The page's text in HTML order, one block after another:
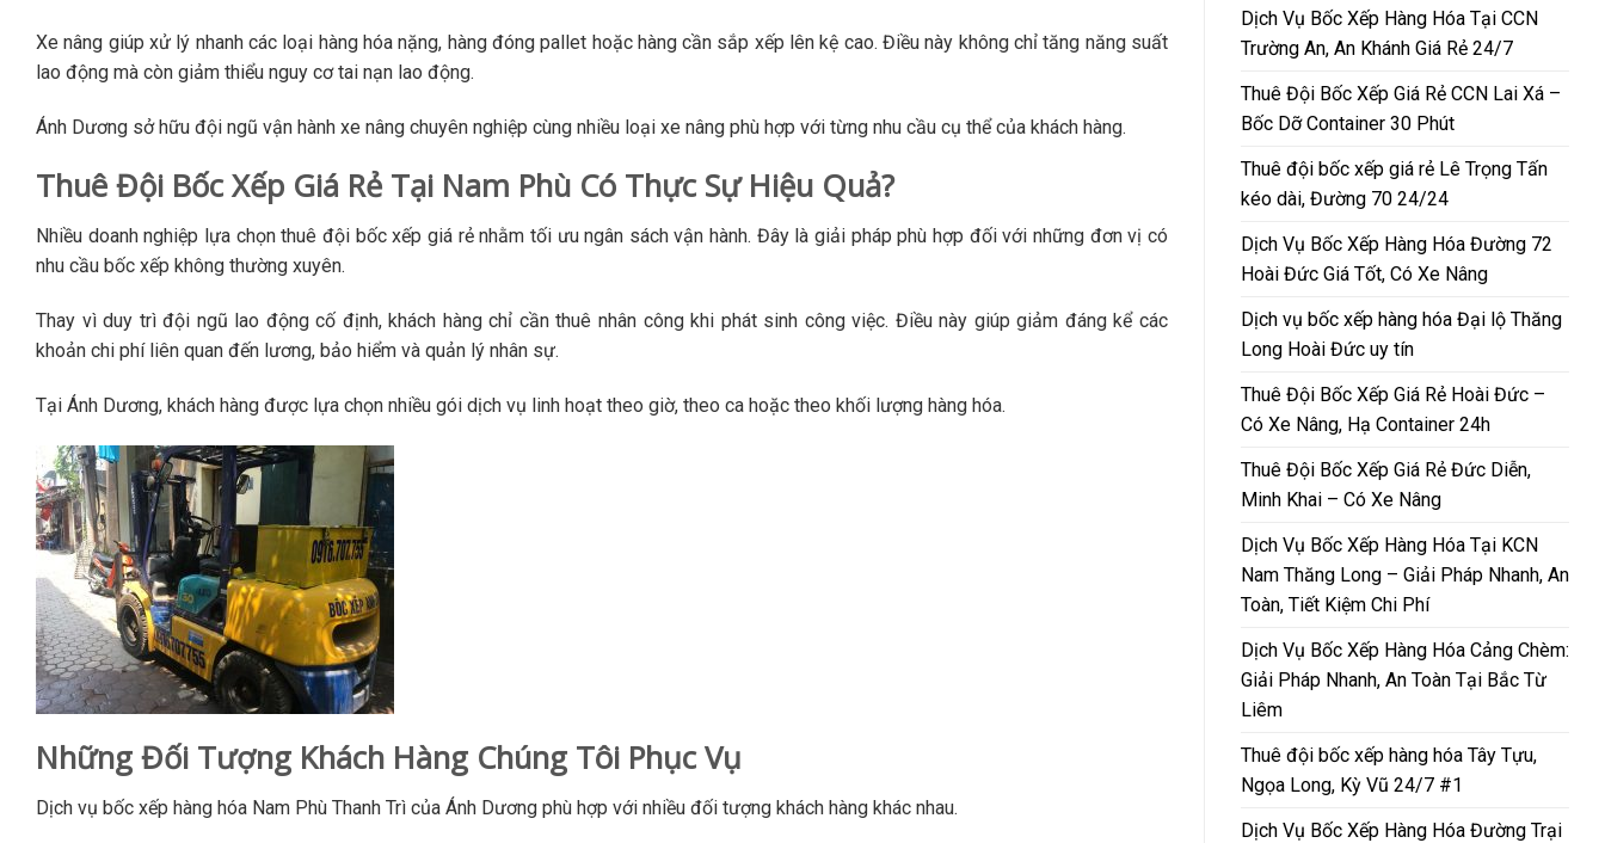
Xe nâng giúp xử lý nhanh các loại hàng hóa nặng, hàng đóng pallet hoặc hàng cần sắp xếp lên kệ cao. Điều này không chỉ tăng năng suất
lao động mà còn giảm thiểu nguy cơ tai nạn lao động.
Ánh Dương sở hữu đội ngũ vận hành xe nâng chuyên nghiệp cùng nhiều loại xe nâng phù hợp với từng nhu cầu cụ thể của khách hàng.
Thuê Đội Bốc Xếp Giá Rẻ Tại Nam Phù Có Thực Sự Hiệu Quả?
Nhiều doanh nghiệp lựa chọn thuê đội bốc xếp giá rẻ nhằm tối ưu ngân sách vận hành. Đây là giải pháp phù hợp đối với những đơn vị có
nhu cầu bốc xếp không thường xuyên.
Thay vì duy trì đội ngũ lao động cố định, khách hàng chỉ cần thuê nhân công khi phát sinh công việc. Điều này giúp giảm đáng kể các
khoản chi phí liên quan đến lương, bảo hiểm và quản lý nhân sự.
Tại Ánh Dương, khách hàng được lựa chọn nhiều gói dịch vụ linh hoạt theo giờ, theo ca hoặc theo khối lượng hàng hóa.
Những Đối Tượng Khách Hàng Chúng Tôi Phục Vụ
Dịch vụ bốc xếp hàng hóa Nam Phù Thanh Trì của Ánh Dương phù hợp với nhiều đối tượng khách hàng khác nhau.
Dịch Vụ Bốc Xếp Hàng Hóa Tại CCN
Trường An, An Khánh Giá Rẻ 24/7
Thuê Đội Bốc Xếp Giá Rẻ CCN Lai Xá –
Bốc Dỡ Container 30 Phút
Thuê đội bốc xếp giá rẻ Lê Trọng Tấn
kéo dài, Đường 70 24/24
Dịch Vụ Bốc Xếp Hàng Hóa Đường 72
Hoài Đức Giá Tốt, Có Xe Nâng
Dịch vụ bốc xếp hàng hóa Đại lộ Thăng
Long Hoài Đức uy tín
Thuê Đội Bốc Xếp Giá Rẻ Hoài Đức –
Có Xe Nâng, Hạ Container 24h
Thuê Đội Bốc Xếp Giá Rẻ Đức Diễn,
Minh Khai – Có Xe Nâng
Dịch Vụ Bốc Xếp Hàng Hóa Tại KCN
Nam Thăng Long – Giải Pháp Nhanh, An
Toàn, Tiết Kiệm Chi Phí
Dịch Vụ Bốc Xếp Hàng Hóa Cảng Chèm:
Giải Pháp Nhanh, An Toàn Tại Bắc Từ
Liêm
Thuê đội bốc xếp hàng hóa Tây Tựu,
Ngọa Long, Kỳ Vũ 24/7 #1
Dịch Vụ Bốc Xếp Hàng Hóa Đường Trại